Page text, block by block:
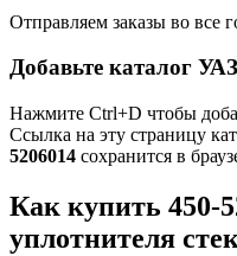
Отправляем заказы во все
Добавьте каталог
Нажмите Ctrl+D чтобы
Ссылка на эту страницу
5206014 сохранится в
Как купить 450-
уплотнителя